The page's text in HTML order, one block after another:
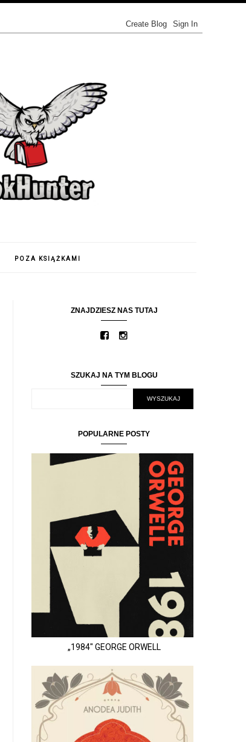
POZA KSIĄŻKAMI
ZNAJDZIESZ NAS TUTAJ
SZUKAJ NA TYM BLOGU
POPULARNE POSTY
„1984" GEORGE ORWELL